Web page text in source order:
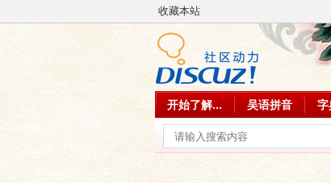
收藏本站
开始了解... 吴语拼音 字